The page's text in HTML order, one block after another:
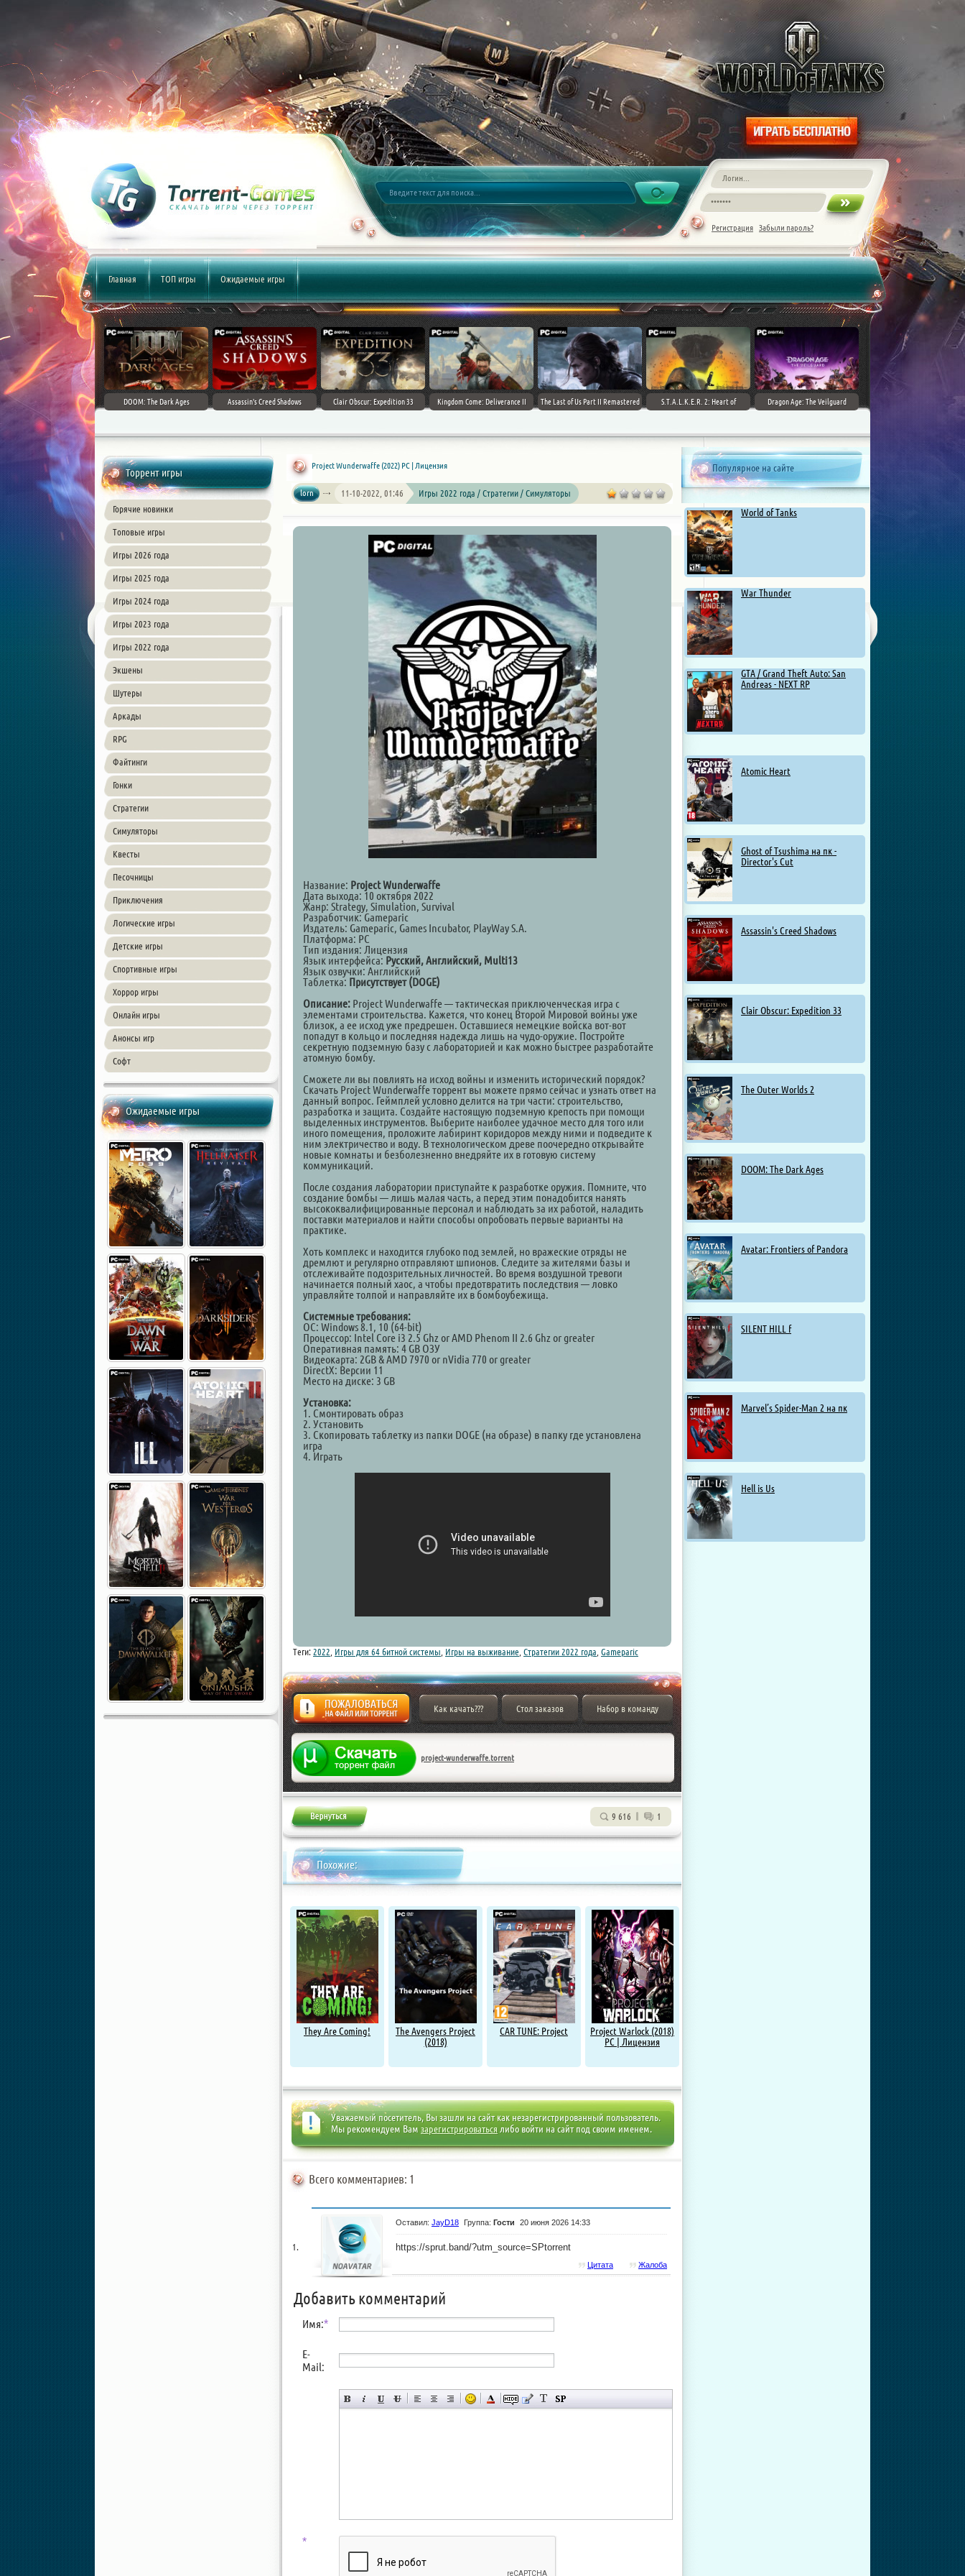
Регистрация Забыли пароль?
Главная ТОП игры Ожидаемые игры
DOOM: The Dark Ages Assassin's Creed Shadows Clair Obscur: Expedition 33 Kingdom Come: Deliverance II The Last of Us Part II Remastered
S.T.A.L.K.E.R. 2: Heart of
Dragon Age: The Veilguard
Торрент игры
Горячие новинки
Топовые игры
Игры 2026 года
Игры 2025 года
Игры 2024 года
Игры 2023 года
Игры 2022 года
Экшены
Шутеры
Аркады
RPG
Файтинги
Гонки
Стратегии
Симуляторы
Квесты
Песочницы
Приключения
Логические игры
Детские игры
Спортивные игры
Хоррор игры
Онлайн игры
Анонсы игр
Софт
Ожидаемые игры
Популярное на сайте
World of Tanks
War Thunder
GTA / Grand Theft Auto: San
Andreas - NEXT RP
Atomic Heart
Ghost of Tsushima на пк -
Director's Cut
Assassin's Creed Shadows
Clair Obscur: Expedition 33
The Outer Worlds 2
DOOM: The Dark Ages
Avatar: Frontiers of Pandora
SILENT HILL f
Marvel’s Spider-Man 2 на пк
Hell is Us
Project Wunderwaffe (2022) PC | Лицензия
lorn 11-10-2022, 01:46 Игры 2022 года / Стратегии / Симуляторы
Название: Project Wunderwaffe
Дата выхода: 10 октября 2022
Жанр: Strategy, Simulation, Survival
Разработчик: Gameparic
Издатель: Gameparic, Games Incubator, PlayWay S.A.
Платформа: PC
Тип издания: Лицензия
Язык интерфейса: Русский, Английский, Multi13
Язык озвучки: Английский
Таблетка: Присутствует (DOGE)
Описание: Project Wunderwaffe — тактическая приключенческая игра с
элементами строительства. Кажется, что конец Второй Мировой войны уже
близок, а ее исход уже предрешен. Оставшиеся немецкие войска вот-вот
попадут в кольцо и последняя надежда лишь на чудо-оружие. Постройте
секретную подземную базу с лабораторией и как можно быстрее разработайте
атомную бомбу.
Сможете ли вы повлиять на исход войны и изменить исторический порядок?
Скачать Project Wunderwaffe торрент вы можете прямо сейчас и узнать ответ на
данный вопрос. Геймплей условно делится на три части: строительство,
разработка и защита. Создайте настоящую подземную крепость при помощи
выделенных инструментов. Выберите наиболее удачное место для того или
иного помещения, проложите лабиринт коридоров между ними и подведите к
ним электричество и воду. В технологическом древе поочередно открывайте
новые комнаты и безболезненно внедряйте их в готовую систему
коммуникаций.
После создания лаборатории приступайте к разработке оружия. Помните, что
создание бомбы — лишь малая часть, а перед этим понадобится нанять
высококвалифицированные персонал и наблюдать за их работой, наладить
поставки материалов и найти способы опробовать первые варианты на
практике.
Хоть комплекс и находится глубоко под землей, но вражеские отряды не
дремлют и регулярно отправляют шпионов. Следите за жителями базы и
отслеживайте подозрительных личностей. Во время воздушной тревоги
начинается полный хаос, а чтобы предотвратить последствия — ловко
управляйте толпой и направляйте их в бомбоубежища.
Системные требования:
ОС: Windows 8.1, 10 (64-bit)
Процессор: Intel Core i3 2.5 Ghz or AMD Phenom II 2.6 Ghz or greater
Оперативная память: 4 GB ОЗУ
Видеокарта: 2GB & AMD 7970 or nVidia 770 or greater
DirectX: Версии 11
Место на диске: 3 GB
Установка:
1. Смонтировать образ
2. Установить
3. Скопировать таблетку из папки DOGE (на образе) в папку где установлена
игра
4. Играть
Теги: 2022 Игры для 64 битной системы Игры на выживание Стратегии 2022 года Gameparic
Жалоба
Как качать??? Стол заказов Набор в команду
project-wunderwaffe.torrent
9 616 1
Похожие:
They Are Coming!
The Avengers Project
(2018)
CAR TUNE: Project
Project Warlock (2018)
PC | Лицензия
Уважаемый посетитель, Вы зашли на сайт как незарегистрированный пользователь.
Мы рекомендуем Вам зарегистрироватьсялибо войти на сайт под своим именем.
Всего комментариев: 1
Оставил: JayD18 Группа: Гости 20 июня 2026 14:33
https://sprut.band/?utm_source=SPtorrent
Жалоба
Цитата
Добавить комментарий
Имя:*
E-
Mail:
*